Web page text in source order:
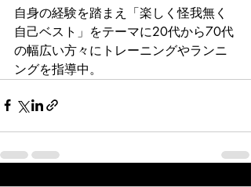
自身の経験を踏まえ「楽しく怪我無く
自己ベスト」をテーマに20代から70代
の幅広い方々にトレーニングやランニ
ングを指導中。